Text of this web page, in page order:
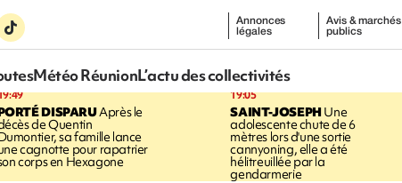
Annonces
légales
Avis & marchés
publics
Météo RéunionL’actu des collectivités
DISPARUAprès le
de Quentin
sa famille lance
cagnotte pour rapatrier
corps en Hexagone
19:05
SAINT-JOSEPHUne
adolescente chute de 6
mètres lors d'une sortie
cannyoning, elle a été
hélitreuillée par la
gendarmerie